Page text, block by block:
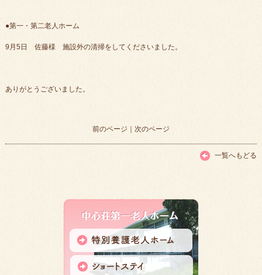
●第一・第二老人ホーム
9月5日 佐藤様 施設外の清掃をしてくださいました。
ありがとうございました。
前のページ ｜ 次のページ
一覧へもどる